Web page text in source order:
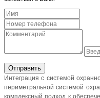
Отправить
Интеграция с системой
периметральной системой
комплексный подход к